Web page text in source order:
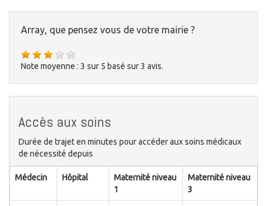
Array, que pensez vous de votre mairie ?
Note moyenne : 3 sur 5 basé sur3 avis.
Accès aux soins
Durée de trajet en minutes pour accéder aux soins médicaux
de nécessité depuis
Médecin Hôpital
Maternité niveau
1
Maternité niveau
3